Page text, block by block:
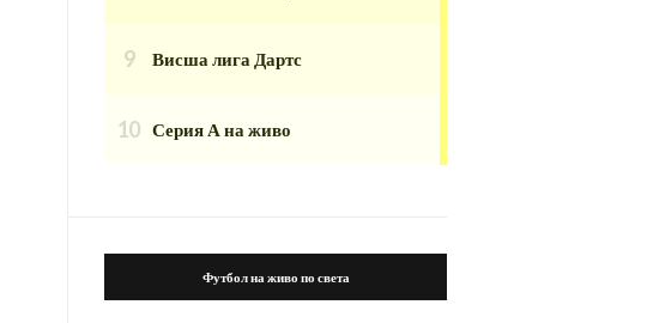
Висша лига Дартс
Серия А на живо
Футбол на живо по света